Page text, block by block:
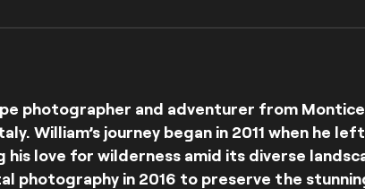
photographer and adventurer from
William’s journey began in 2011 when he
love for wilderness amid its diverse
photography in 2016 to preserve the